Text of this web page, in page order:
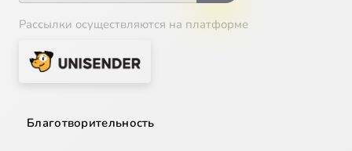
Рассылки осуществляются на платформе
Благотворительность